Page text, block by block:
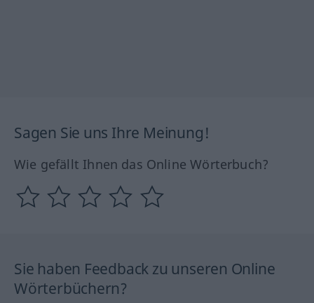
Sagen Sie uns Ihre Meinung!
Wie gefällt Ihnen das Online Wörterbuch?
Sie haben Feedback zu unseren Online
Wörterbüchern?